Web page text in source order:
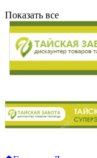
Показать все